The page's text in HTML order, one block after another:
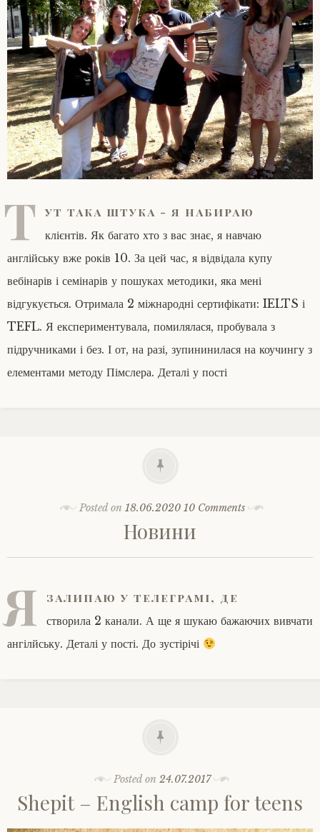
Т ут така штука - я набираю
клієнтів. Як багато хто з вас знає, я навчаю
англійську вже років 10. За цей час, я відвідала купу
вебінарів і семінарів у пошуках методики, яка мені
відгукується. Отримала 2 міжнародні сертифікати: IELTS і
TEFL. Я експериментувала, помилялася, пробувала з
підручниками і без. І от, на разі, зупининилася на коучингу з
елементами методу Пімслера. Деталі у пості
Posted on18.06.2020 10 Comments
Новини
Я залипаю у телеграмі, де
створила 2 канали. А ще я шукаю бажаючих вивчати
ангілйську. Деталі у пості. До зустірічі
Posted on24.07.2017
Shepit – English camp for teens